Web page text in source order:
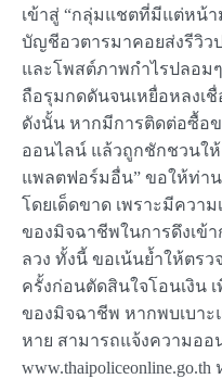
เข้าสู่ “กลุ่มแชตที่มีแต่หน้
บัญชีอวตารมาคอยส่งรีวิว
และโพสต์ภาพกำไรปลอม
ถือรุมกดดันจนเหยื่อหลงเ
ดังนั้น หากมีการติดต่อซื้อ
ออนไลน์ แล้วถูกชักชวนให้
แพลตฟอร์มอื่น” ขอให้ท่า
โดยเด็ดขาด เพราะมีความ
ของมิจฉาชีพในการดึงเข้
ลวง ทั้งนี้ ขอเน้นย้ำให้ตร
ครั้งก่อนตัดสินใจโอนเงิน
ของมิจฉาชีพ หากพบเบาะ
หาย สามารถแจ้งความออ